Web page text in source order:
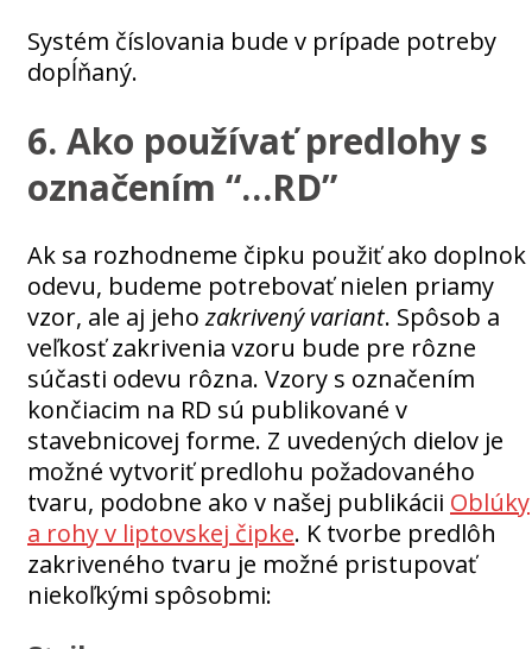
Systém číslovania bude v prípade potreby
dopĺňaný.
6. Ako používať predlohy s
označením “…RD”
Ak sa rozhodneme čipku použiť ako doplnok
odevu, budeme potrebovať nielen priamy
vzor, ale aj jehozakrivený variant. Spôsob a
veľkosť zakrivenia vzoru bude pre rôzne
súčasti odevu rôzna. Vzory s označením
končiacim na RD sú publikované v
stavebnicovej forme. Z uvedených dielov je
možné vytvoriť predlohu požadovaného
tvaru, podobne ako v našej publikácii Oblúky
a rohy v liptovskej čipke. K tvorbe predlôh
zakriveného tvaru je možné pristupovať
niekoľkými spôsobmi: